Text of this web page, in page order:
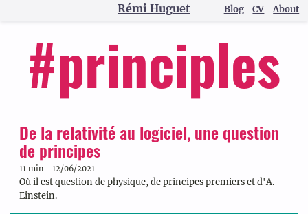
Rémi Huguet Blog CV About
#principles
De la relativité au logiciel, une question
de principes
11 min - 12/06/2021
Où il est question de physique, de principes premiers et d'A.
Einstein.